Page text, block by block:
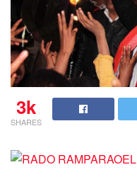
3k
SHARES